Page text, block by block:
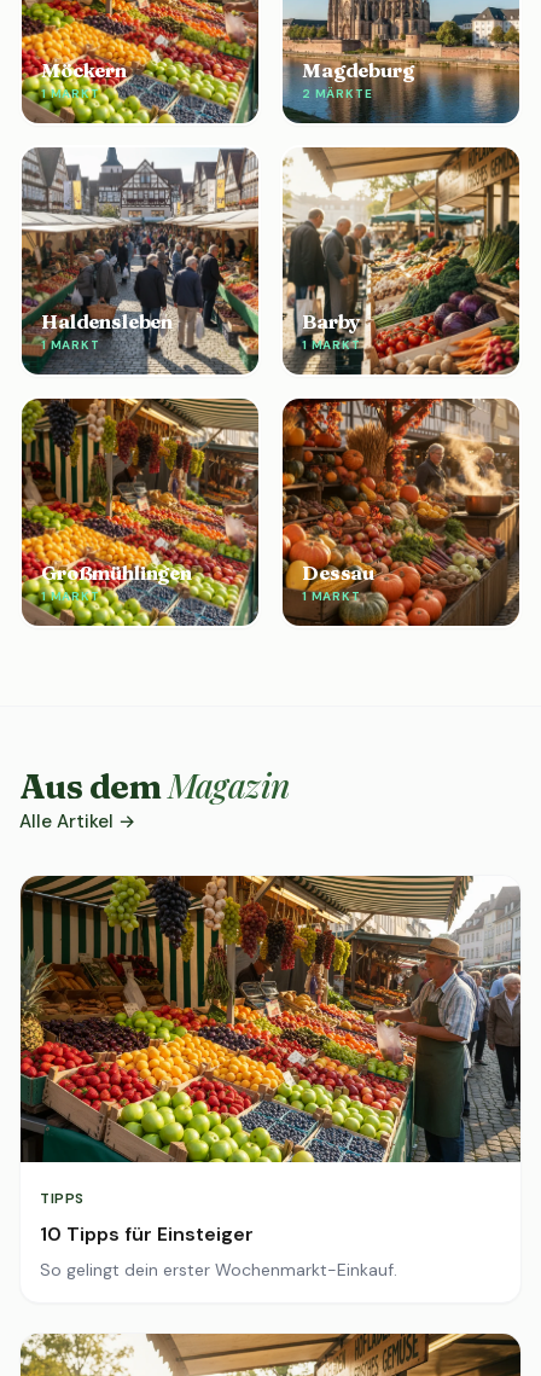
Möckern
1 MARKT
Magdeburg
2 MÄRKTE
Haldensleben
1 MARKT
Barby
1 MARKT
Großmühlingen
1 MARKT
Dessau
1 MARKT
Aus demMagazin
Alle Artikel →
TIPPS
10 Tipps für Einsteiger
So gelingt dein erster Wochenmarkt-Einkauf.